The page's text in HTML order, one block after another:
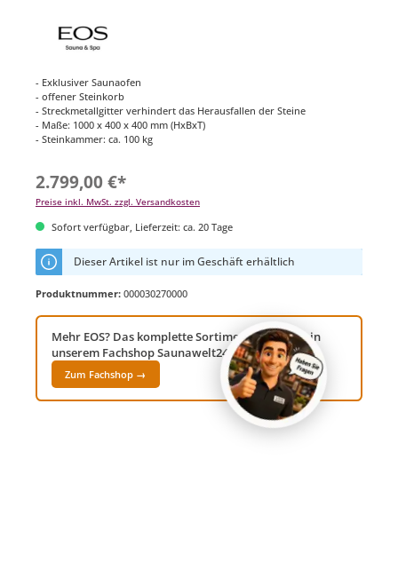
- Exklusiver Saunaofen
- offener Steinkorb
- Streckmetallgitter verhindert das Herausfallen der Steine
- Maße: 1000 x 400 x 400 mm (HxBxT)
- Steinkammer: ca. 100 kg
2.799,00 €*
Preise inkl. MwSt. zzgl. Versandkosten
Sofort verfügbar, Lieferzeit: ca. 20 Tage
Dieser Artikel ist nur im Geschäft erhältlich
Produktnummer: 000030270000
Mehr EOS? Das komplette Sortiment findest du in
unserem Fachshop Saunawelt24!
Zum Fachshop →